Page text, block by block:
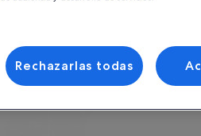
22
29 30
21 22
28 29
Rechazarlas todas